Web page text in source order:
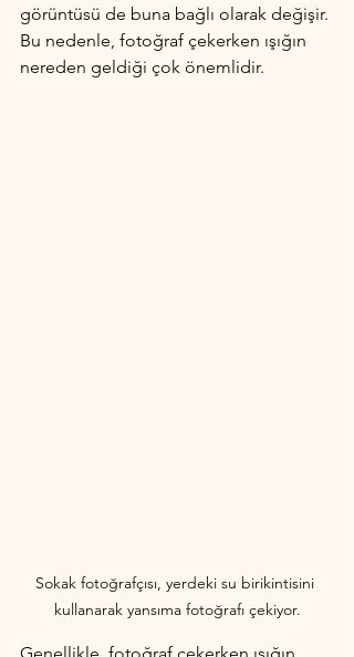
görüntüsü de buna bağlı olarak değişir.
Bu nedenle, fotoğraf çekerken ışığın
nereden geldiği çok önemlidir.
Sokak fotoğrafçısı, yerdeki su birikintisini
kullanarak yansıma fotoğrafı çekiyor.
Genellikle, fotoğraf çekerken ışığın